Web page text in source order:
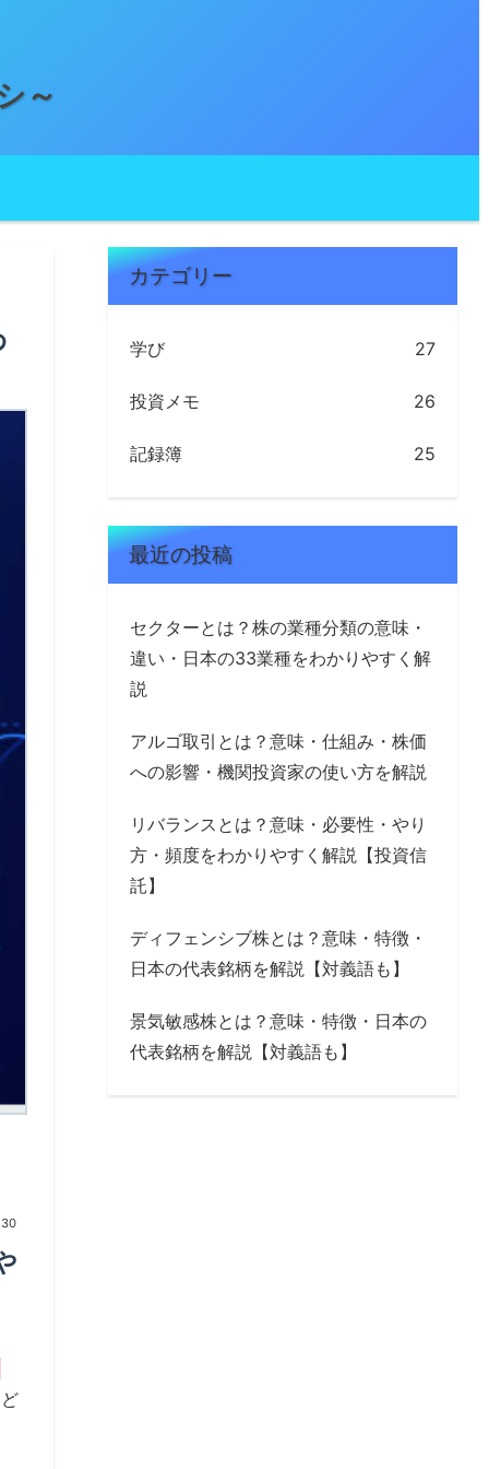
～
カテゴリー
学び 27
投資メモ 26
記録簿 25
最近の投稿
セクターとは？株の業種分類の意味・
違い・日本の33業種をわかりやすく解
説
アルゴ取引とは？意味・仕組み・株価
への影響・機関投資家の使い方を解説
リバランスとは？意味・必要性・やり
方・頻度をわかりやすく解説【投資信
託】
ディフェンシブ株とは？意味・特徴・
日本の代表銘柄を解説【対義語も】
景気敏感株とは？意味・特徴・日本の
代表銘柄を解説【対義語も】